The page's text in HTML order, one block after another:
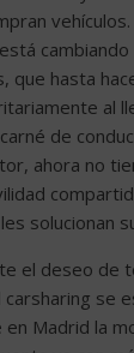
cambiando
que hasta
al
de
ahora no
solucionan
el deseo de
se
Madrid la